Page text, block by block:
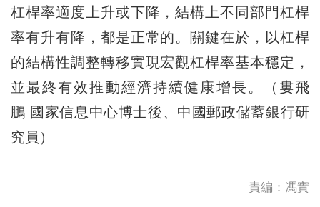
杠桿率適度上升或下降，結構上不同部門杠桿
率有升有降，都是正常的。關鍵在於，以杠桿
的結構性調整轉移實現宏觀杠桿率基本穩定，
並最終有效推動經濟持續健康增長。（婁飛
鵬 國家信息中心博士後、中國郵政儲蓄銀行研
究員）
責編：馮實